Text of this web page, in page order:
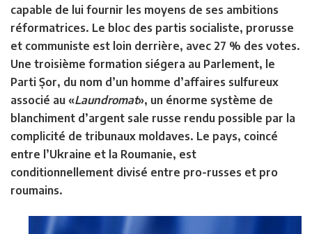
capable de lui fournir les moyens de ses ambitions
réformatrices. Le bloc des partis socialiste, prorusse
et communiste est loin derrière, avec 27 % des votes.
Une troisième formation siégera au Parlement, le
Parti Șor, du nom d’un homme d’affaires sulfureux
associé au «Laundromat», un énorme système de
blanchiment d’argent sale russe rendu possible par la
complicité de tribunaux moldaves. Le pays, coincé
entre l’Ukraine et la Roumanie, est
conditionnellement divisé entre pro-russes et pro
roumains.